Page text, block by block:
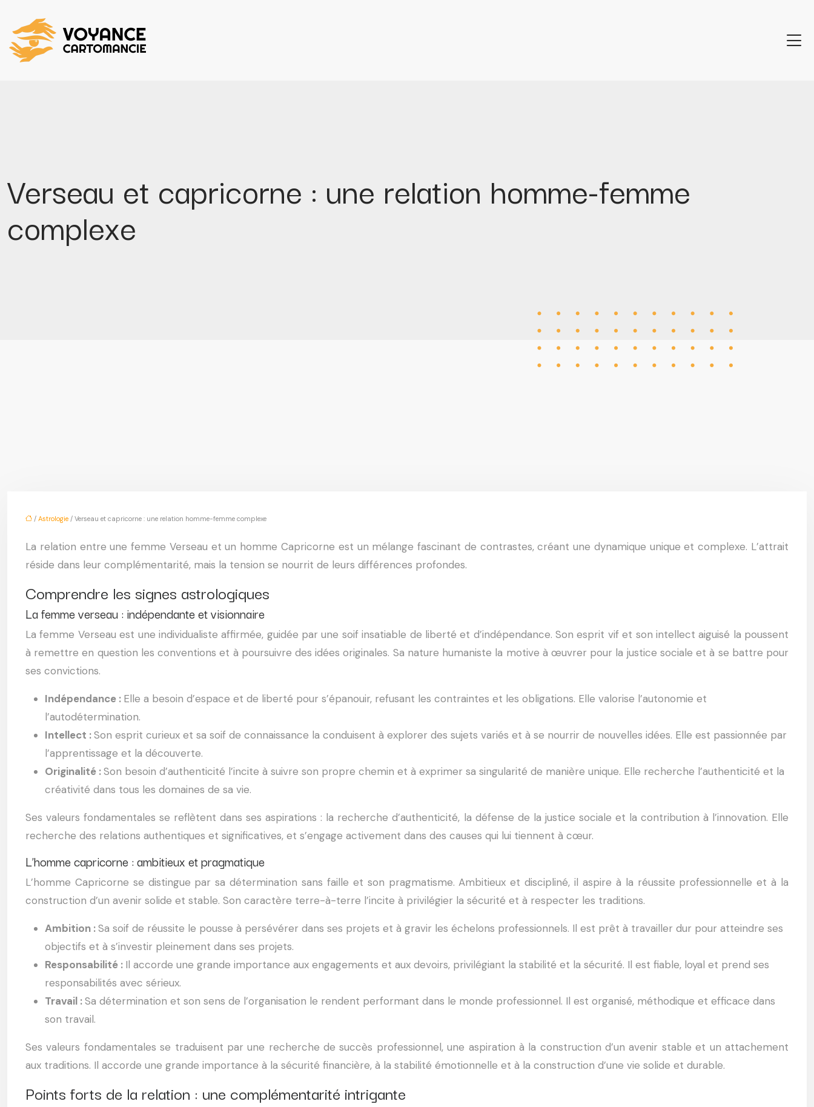
Verseau et capricorne : une relation homme-femme
complexe
/ Astrologie / Verseau et capricorne : une relation homme-femme complexe
La relation entre une femme Verseau et un homme Capricorne est un mélange fascinant de contrastes, créant une dynamique unique et complexe. L’attrait
réside dans leur complémentarité, mais la tension se nourrit de leurs différences profondes.
Comprendre les signes astrologiques
La femme verseau : indépendante et visionnaire
La femme Verseau est une individualiste affirmée, guidée par une soif insatiable de liberté et d’indépendance. Son esprit vif et son intellect aiguisé la poussent
à remettre en question les conventions et à poursuivre des idées originales. Sa nature humaniste la motive à œuvrer pour la justice sociale et à se battre pour
ses convictions.
Indépendance : Elle a besoin d’espace et de liberté pour s’épanouir, refusant les contraintes et les obligations. Elle valorise l’autonomie et
l’autodétermination.
Intellect :Son esprit curieux et sa soif de connaissance la conduisent à explorer des sujets variés et à se nourrir de nouvelles idées. Elle est passionnée par
l’apprentissage et la découverte.
Originalité :Son besoin d’authenticité l’incite à suivre son propre chemin et à exprimer sa singularité de manière unique. Elle recherche l’authenticité et la
créativité dans tous les domaines de sa vie.
Ses valeurs fondamentales se reflètent dans ses aspirations : la recherche d’authenticité, la défense de la justice sociale et la contribution à l’innovation. Elle
recherche des relations authentiques et significatives, et s’engage activement dans des causes qui lui tiennent à cœur.
L’homme capricorne : ambitieux et pragmatique
L’homme Capricorne se distingue par sa détermination sans faille et son pragmatisme. Ambitieux et discipliné, il aspire à la réussite professionnelle et à la
construction d’un avenir solide et stable. Son caractère terre-à-terre l’incite à privilégier la sécurité et à respecter les traditions.
Ambition :Sa soif de réussite le pousse à persévérer dans ses projets et à gravir les échelons professionnels. Il est prêt à travailler dur pour atteindre ses
objectifs et à s’investir pleinement dans ses projets.
Responsabilité : Il accorde une grande importance aux engagements et aux devoirs, privilégiant la stabilité et la sécurité. Il est fiable, loyal et prend ses
responsabilités avec sérieux.
Travail :Sa détermination et son sens de l’organisation le rendent performant dans le monde professionnel. Il est organisé, méthodique et efficace dans
son travail.
Ses valeurs fondamentales se traduisent par une recherche de succès professionnel, une aspiration à la construction d’un avenir stable et un attachement
aux traditions. Il accorde une grande importance à la sécurité financière, à la stabilité émotionnelle et à la construction d’une vie solide et durable.
Points forts de la relation : une complémentarité intrigante